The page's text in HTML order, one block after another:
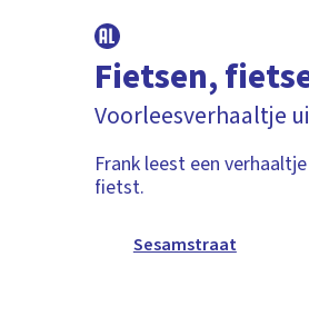
Fietsen,
Voorleesverhaaltje
Frank leest een
fietst.
Sesamstraat